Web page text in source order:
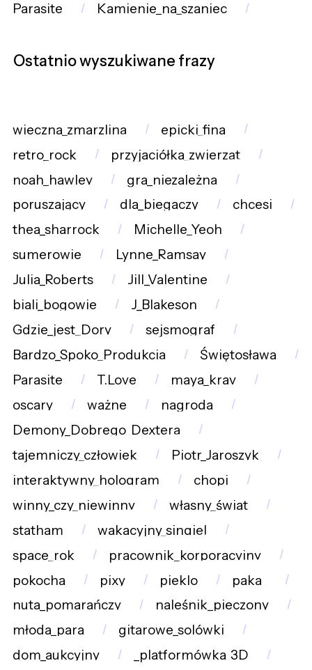
Parasite
Kamienie_na_szaniec
Ostatnio wyszukiwane frazy
wieczna_zmarzlina
epicki_fina
retro_rock
przyjaciółka_zwierząt
noah_hawley
gra_niezależna
poruszający
dla_biegaczy
chcesi
thea_sharrock
Michelle_Yeoh
sumerowie
Lynne_Ramsay
Julia_Roberts
Jill_Valentine
biali_bogowie
J_Blakeson
Gdzie_jest_Dory
sejsmograf
Bardzo_Spoko_Produkcja
Świętosława
Parasite
T.Love
maya_krav
oscary
ważne
nagroda
Demony_Dobrego_Dextera
tajemniczy_człowiek
Piotr_Jaroszyk
interaktywny_hologram
chopi
winny_czy_niewinny
własny_świat
statham
wakacyjny_singiel
space_rok
pracownik_korporacyjny
pokocha
pixy pieklo
paka_
nuta_pomarańczy
naleśnik_pieczony
młoda_para
gitarowe_solówki
dom_aukcyjny
_platformówka_3D